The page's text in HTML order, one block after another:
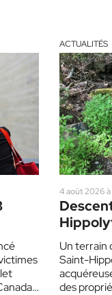
ACTUALITÉS
4 août 2026
Un terrain
Saint-
des